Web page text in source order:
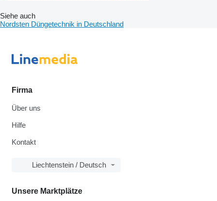
Siehe auch
Nordsten Düngetechnik in Deutschland
Firma
Über uns
Hilfe
Kontakt
Liechtenstein / Deutsch
Unsere Marktplätze